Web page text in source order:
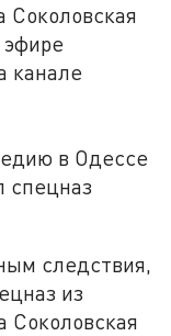
Соколовская
канале
в Одессе
спецназ
следствия,
из
Соколовская